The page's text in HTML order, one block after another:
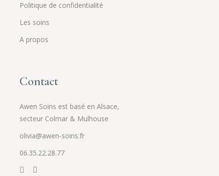
Politique de confidentialité
Les soins
A propos
Contact
Awen Soins est basé en Alsace,
secteur Colmar & Mulhouse
olivia@awen-soins.fr
06.35.22.28.77